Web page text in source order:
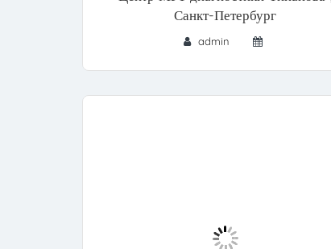
Санкт-Петербург
admin